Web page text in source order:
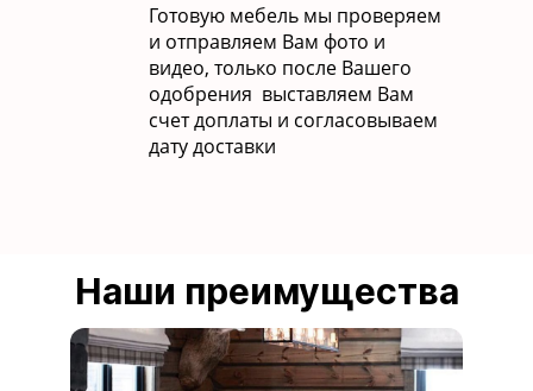
Готовую мебель мы проверяем
и отправляем Вам фото и
видео, только после Вашего
одобрения выставляем Вам
счет доплаты и согласовываем
дату доставки
Наши преимущества